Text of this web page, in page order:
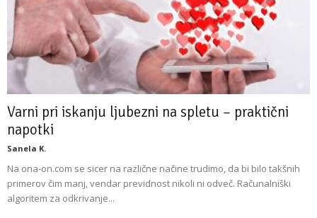
Varni pri iskanju ljubezni na spletu – praktični
napotki
Sanela K.
Na ona-on.com se sicer na različne načine trudimo, da bi bilo takšnih
primerov čim manj, vendar previdnost nikoli ni odveč. Računalniški
algoritem za odkrivanje...